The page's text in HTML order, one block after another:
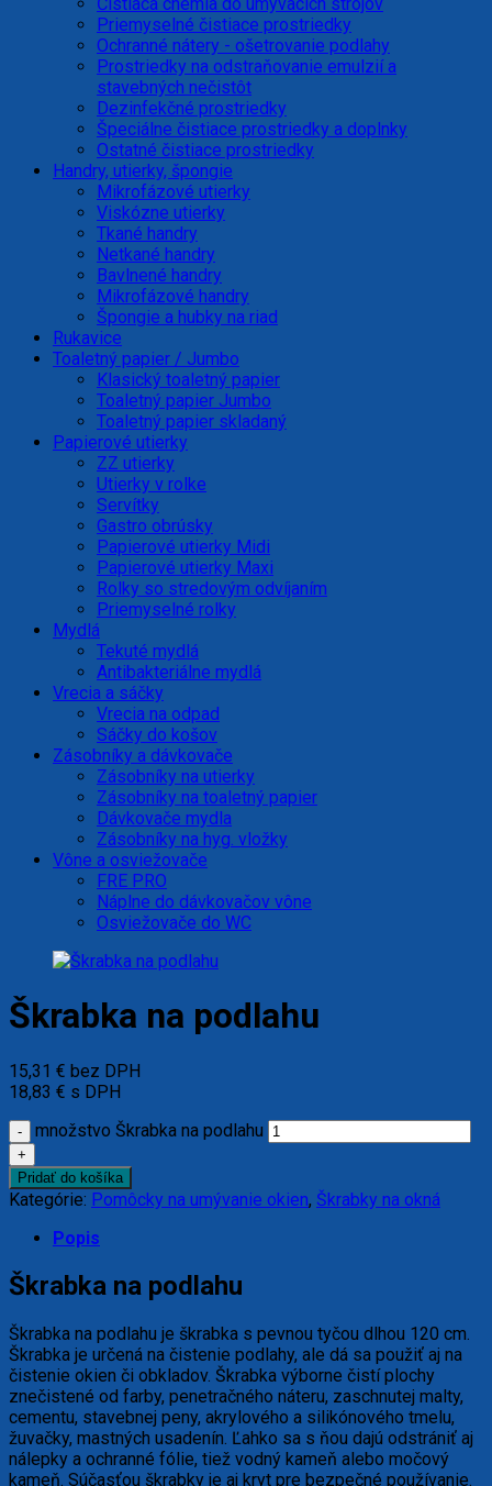
Priemyselné čistiace prostriedky
Ochranné nátery - ošetrovanie podlahy
Prostriedky na odstraňovanie emulzií a
stavebných nečistôt
Dezinfekčné prostriedky
Špeciálne čistiace prostriedky a doplnky
Ostatné čistiace prostriedky
Handry, utierky, špongie
Mikrofázové utierky
Viskózne utierky
Tkané handry
Netkané handry
Bavlnené handry
Mikrofázové handry
Špongie a hubky na riad
Rukavice
Toaletný papier / Jumbo
Klasický toaletný papier
Toaletný papier Jumbo
Toaletný papier skladaný
Papierové utierky
ZZ utierky
Utierky v rolke
Servítky
Gastro obrúsky
Papierové utierky Midi
Papierové utierky Maxi
Rolky so stredovým odvíjaním
Priemyselné rolky
Mydlá
Tekuté mydlá
Antibakteriálne mydlá
Vrecia a sáčky
Vrecia na odpad
Sáčky do košov
Zásobníky a dávkovače
Zásobníky na utierky
Zásobníky na toaletný papier
Dávkovače mydla
Zásobníky na hyg. vložky
Vône a osviežovače
FRE PRO
Náplne do dávkovačov vône
Osviežovače do WC
Škrabka na podlahu
15,31 € bez DPH
18,83 € s DPH
množstvo Škrabka na podlahu
Pridať do košíka
Kategórie: Pomôcky na umývanie okien, Škrabky na okná
Popis
Škrabka na podlahu
Škrabka na podlahu je škrabka s pevnou tyčou dlhou 120 cm.
Škrabka je určená na čistenie podlahy, ale dá sa použiť aj na
čistenie okien či obkladov. Škrabka výborne čistí plochy
znečistené od farby, penetračného náteru, zaschnutej malty,
cementu, stavebnej peny, akrylového a silikónového tmelu,
žuvačky, mastných usadenín. Ľahko sa s ňou dajú odstrániť aj
nálepky a ochranné fólie, tiež vodný kameň alebo močový
kameň. Súčasťou škrabky je aj kryt pre bezpečné používanie.